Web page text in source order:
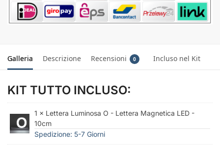
Galleria Descrizione Recensioni 0 Incluso nel Kit
KIT TUTTO INCLUSO:
1 × Lettera Luminosa O - Lettera Magnetica LED -
10cm
Spedizione: 5-7 Giorni